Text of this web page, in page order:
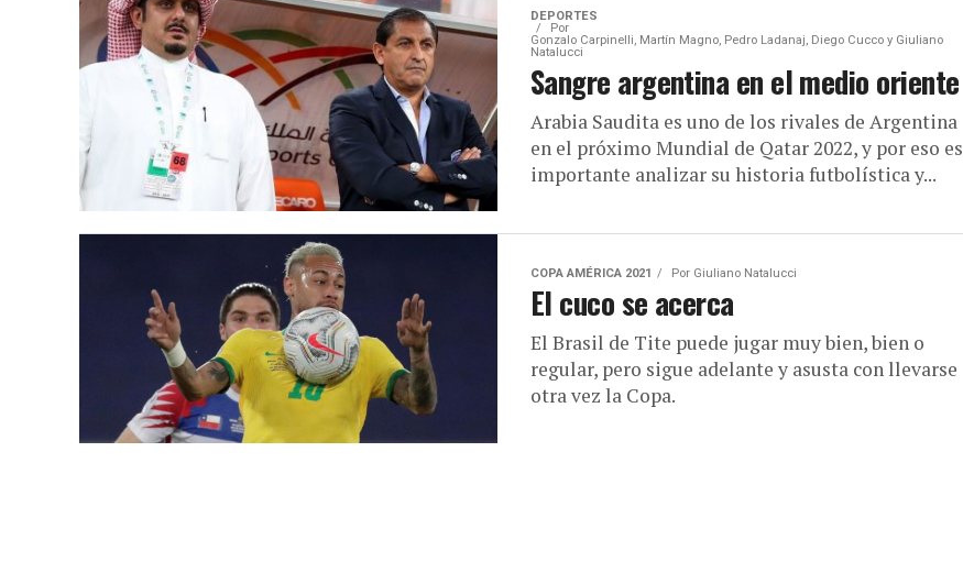
DEPORTES
Por
Gonzalo Carpinelli, Martín Magno, Pedro Ladanaj, Diego Cucco y Giuliano
Natalucci
Sangre argentina en el medio oriente
Arabia Saudita es uno de los rivales de Argentina
en el próximo Mundial de Qatar 2022, y por eso es
importante analizar su historia futbolística y...
COPA AMÉRICA 2021 Por Giuliano Natalucci
El cuco se acerca
El Brasil de Tite puede jugar muy bien, bien o
regular, pero sigue adelante y asusta con llevarse
otra vez la Copa.